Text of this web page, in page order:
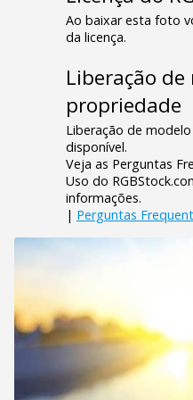
Ao baixar esta foto
da licença.
Liberação
propriedade
Liberação de
disponível.
Veja as Perguntas
Uso do
informações.
| Perguntas